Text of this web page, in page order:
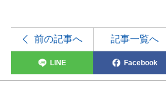
前の記事へ 記事一覧へ
LINE Facebook